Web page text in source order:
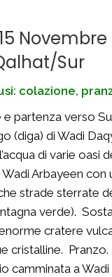
Novembre
Sur
colazione,
partenza verso
(diga) di Wadi
di varie oasi
Arbayeen con
strade sterrate
verde).
cratere
cristalline.
camminata a